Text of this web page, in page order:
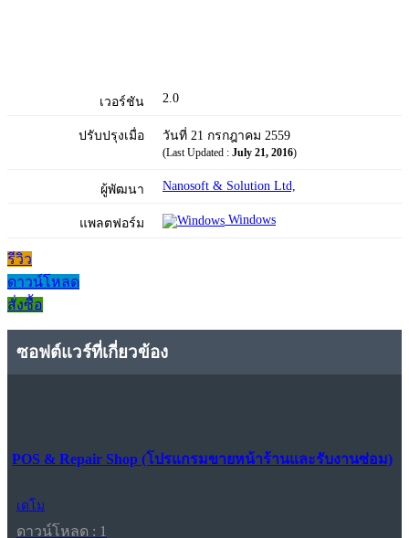
เวอร์ชัน 2.0
ปรับปรุงเมื่อ วันที่ 21 กรกฎาคม 2559
(Last Updated : July 21, 2016)
ผู้พัฒนา Nanosoft & Solution Ltd,
แพลตฟอร์ม Windows
รีวิว
ดาวน์โหลด
สั่งซื้อ
ซอฟต์แวร์ที่เกี่ยวข้อง
POS & Repair Shop (โปรแกรมขายหน้าร้านและรับงานซ่อม)
เดโม
ดาวน์โหลด : 1